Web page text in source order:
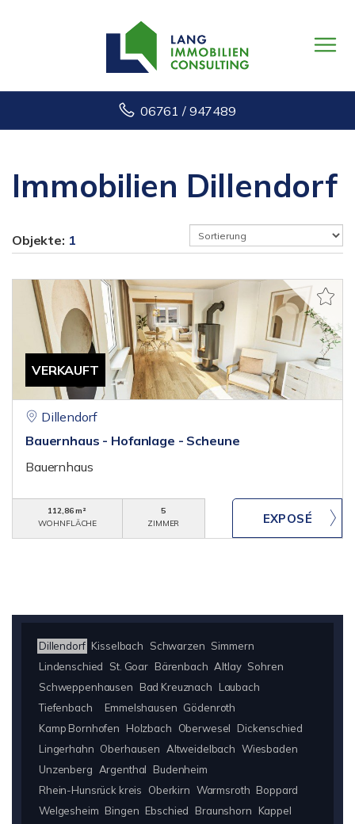
06761 / 947489
Immobilien Dillendorf
Objekte: 1
VERKAUFT
Dillendorf
Bauernhaus - Hofanlage - Scheune
Bauernhaus
112,86 m²
WOHNFLÄCHE
5
ZIMMER
Dillendorf Kisselbach Schwarzen Simmern
Lindenschied
St. Goar Bärenbach Altlay Sohren
Schweppenhausen
Bad Kreuznach
Laubach
Tiefenbach
Emmelshausen Gödenroth
Kamp Bornhofen
Holzbach Oberwesel
Dickenschied
Lingerhahn Oberhausen Altweidelbach Wiesbaden
Unzenberg Argenthal
Budenheim
Rhein-Hunsrück kreis
Oberkirn Warmsroth Boppard
Welgesheim Bingen Ebschied Braunshorn
Kappel